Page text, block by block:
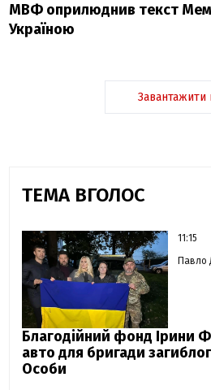
МВФ оприлюднив текст
Україною
ТЕМА ВГОЛОС
11:15
Павло
Благодійний фонд Ірини
авто для бригади
Особи